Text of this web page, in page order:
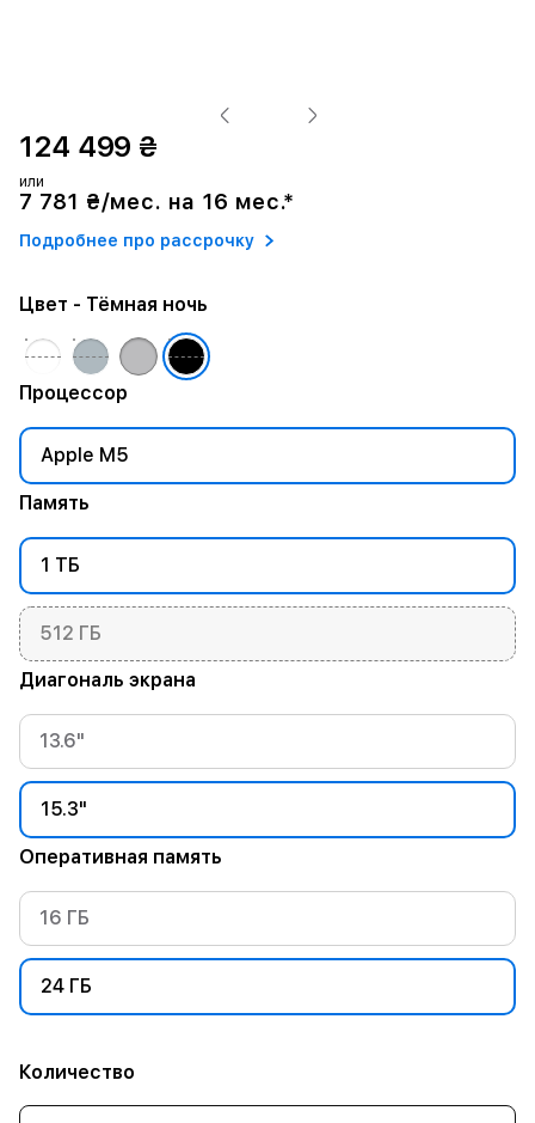
124 499 ₴
или
7 781 ₴/мес. на 16 мес.*
Подробнее про рассрочку
Процессор
Apple M5
Память
1 ТБ
512 ГБ
Диагональ экрана
13.6"
15.3"
Цвет - Тёмная ночь
Оперативная память
16 ГБ
24 ГБ
Количество